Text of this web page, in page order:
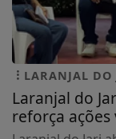
LARANJAL DO
Laranjal do
reforça